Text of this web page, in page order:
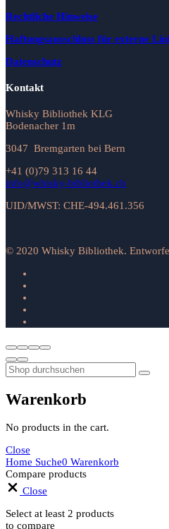
Rechtliche Hinweise
Haftungsausschluss für externe
Datenschutz
Kontakt
Whisky Bibliothek KLG
Bodenacher 1m
3047 Bremgarten bei Bern
+41 (0)79 313 16 44
info@whisky-bibliothek.ch
UID/MWST: CHE-494.461.356
© 2020 Whisky Bibliothek.
Warenkorb
No products in the cart.
Close
Home Suche0 Warenkorb
Compare products
Close
Select at least 2 products
to compare